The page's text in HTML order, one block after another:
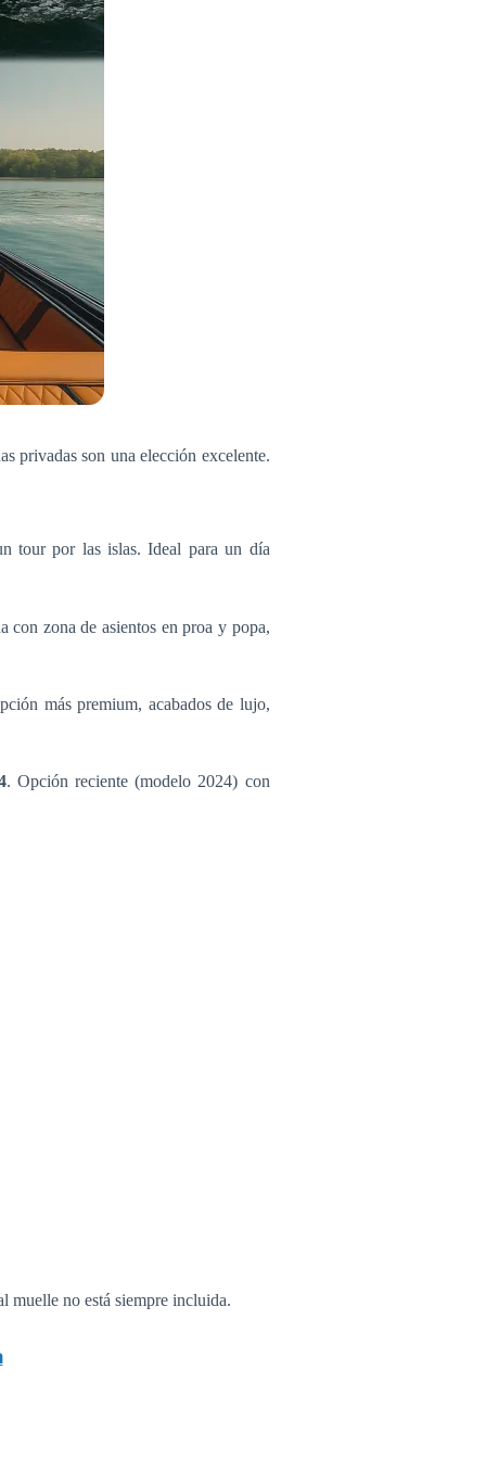
privadas son una elección excelente.
tour por las islas. Ideal para un día
con zona de asientos en proa y popa,
más premium, acabados de lujo,
. Opción reciente (modelo 2024) con
muelle no está siempre incluida.